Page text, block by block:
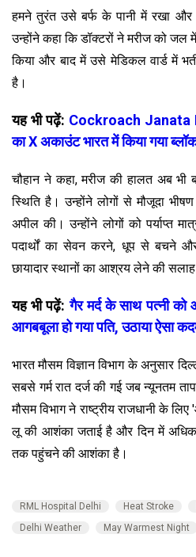
हमने तुरंत उसे बर्फ के पानी में रखा
उन्होंने कहा कि डॉक्टरों ने मरीज को
किया और बाद में उसे मेडिकल वार्ड में
है।
यह भी पढ़ें: Cockroach Janata
का X अकाउंट भारत में किया गया
चौहान ने कहा, मरीज की हालत अब
स्थिति है। उन्होंने लोगों से मौजूदा
अपील की। उन्होंने लोगों को पर्याप्त
पदार्थों का सेवन करने, धूप से बचने
छायादार स्थानों का आश्रय लेने की सलाह
यह भी पढ़ें:गैर मर्द के साथ पत्नी
आगबबूला हो गया पति, उठाया ऐसा
भारत मौसम विज्ञान विभाग के अनुसार
सबसे गर्म रात दर्ज की गई जब न्यूनतम
मौसम विभाग ने राष्ट्रीय राजधानी के
लू की आशंका जताई है और दिन में
तक पहुंचने की आशंका है।
RML Hospital Delhi Heat Stroke
Delhi Weather
May Warmest Night